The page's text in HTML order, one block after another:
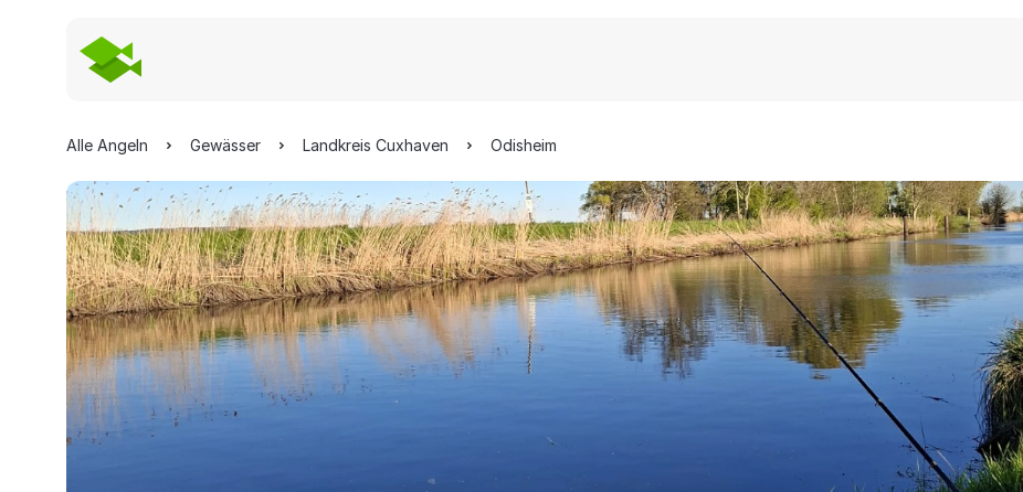
Alle Angeln Gewässer Landkreis Cuxhaven Odisheim